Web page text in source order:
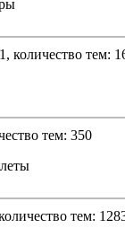
количество тем:
тем: 350
тем: